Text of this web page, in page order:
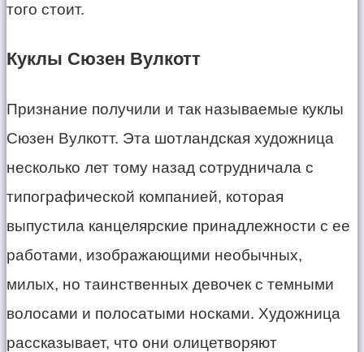
того стоит.
Куклы Сюзен Вулкотт
Признание получили и так называемые куклы
Сюзен Вулкотт. Эта шотландская художница
несколько лет тому назад сотрудничала с
типографической компанией, которая
выпустила канцелярские принадлежности с ее
работами, изображающими необычных,
милых, но таинственных девочек с темными
волосами и полосатыми носками. Художница
рассказывает, что они олицетворяют